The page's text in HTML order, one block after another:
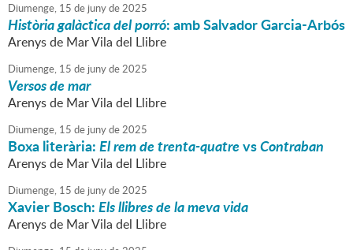
Diumenge, 15 de junyde2025
Història galàctica del porró: amb Salvador Garcia-Arbós
Arenys de Mar Vila del Llibre
Diumenge, 15 de junyde2025
Versos de mar
Arenys de Mar Vila del Llibre
Diumenge, 15 de junyde2025
Boxa literària:El rem de trenta-quatrevsContraban
Arenys de Mar Vila del Llibre
Diumenge, 15 de junyde2025
Xavier Bosch:Els llibres de la meva vida
Arenys de Mar Vila del Llibre